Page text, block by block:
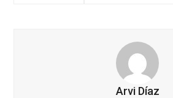
Arvi Díaz